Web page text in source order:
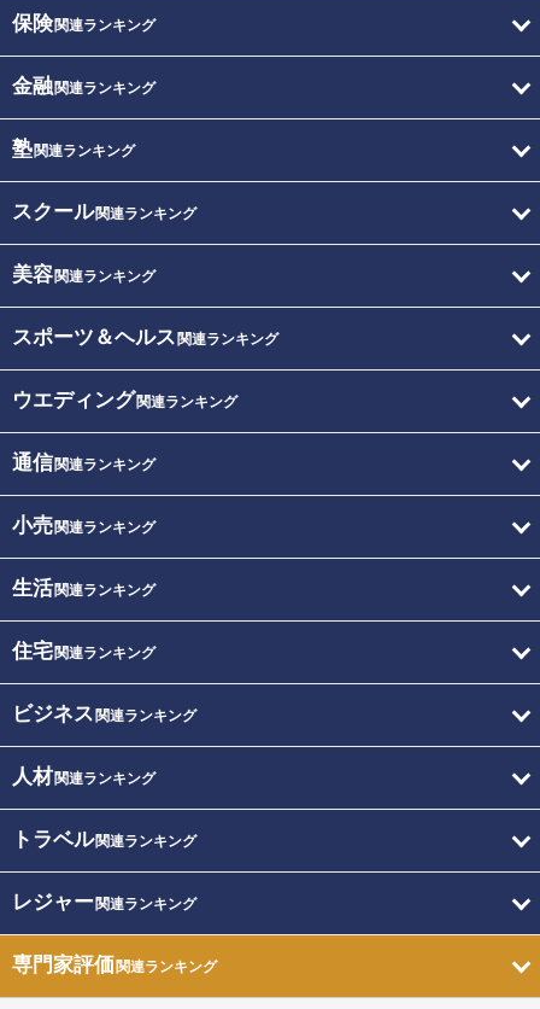
保険関連ランキング
金融関連ランキング
塾関連ランキング
スクール関連ランキング
美容関連ランキング
スポーツ＆ヘルス 関連ランキング
ウエディング関連ランキング
通信関連ランキング
小売関連ランキング
生活関連ランキング
住宅関連ランキング
ビジネス 関連ランキング
人材関連ランキング
トラベル関連ランキング
レジャー関連ランキング
専門家評価関連ランキング